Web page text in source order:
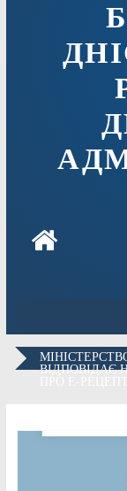
ВІДПОВІДАЄ